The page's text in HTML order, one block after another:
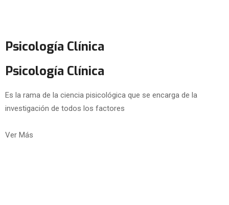
Psicología Clínica
Psicología Clínica
Es la rama de la ciencia pisicológica que se encarga de la
investigación de todos los factores
Ver Más